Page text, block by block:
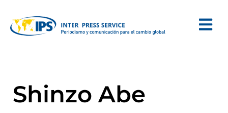
Shinzo Abe